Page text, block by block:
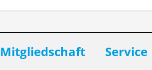
Mitgliedschaft Service